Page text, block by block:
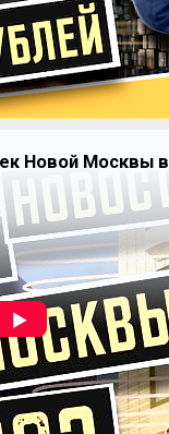
Новой Москвы в